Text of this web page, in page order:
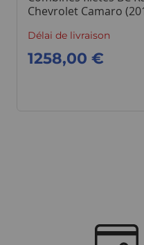
Chevrolet Camaro
Délai de livraison
1258,00 €